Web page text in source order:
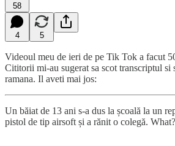
58
4 5
Videoul meu de ieri de pe Tik Tok a facut
Cititorii mi-au sugerat sa scot transcriptul si
ramana. Il aveti mai jos:
Un băiat de 13 ani s-a dus la școală la un
pistol de tip airsoft și a rănit o colegă. What?